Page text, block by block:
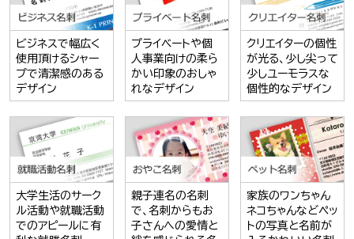
ビジネスで幅広く
使用頂けるシャー
プで清潔感のある
デザイン
プライベートや個
人事業向けの柔ら
かい印象のおしゃ
れなデザイン
クリエイターの個性
が光る、少し尖って
少しユーモラスな
個性的なデザイン
大学生活のサーク
ル活動や就職活動
でのアピールに有
親子連名の名刺
で、名刺からもお
子さんへの愛情と
家族のワンちゃん
ネコちゃんなどペッ
トの写真と名前が